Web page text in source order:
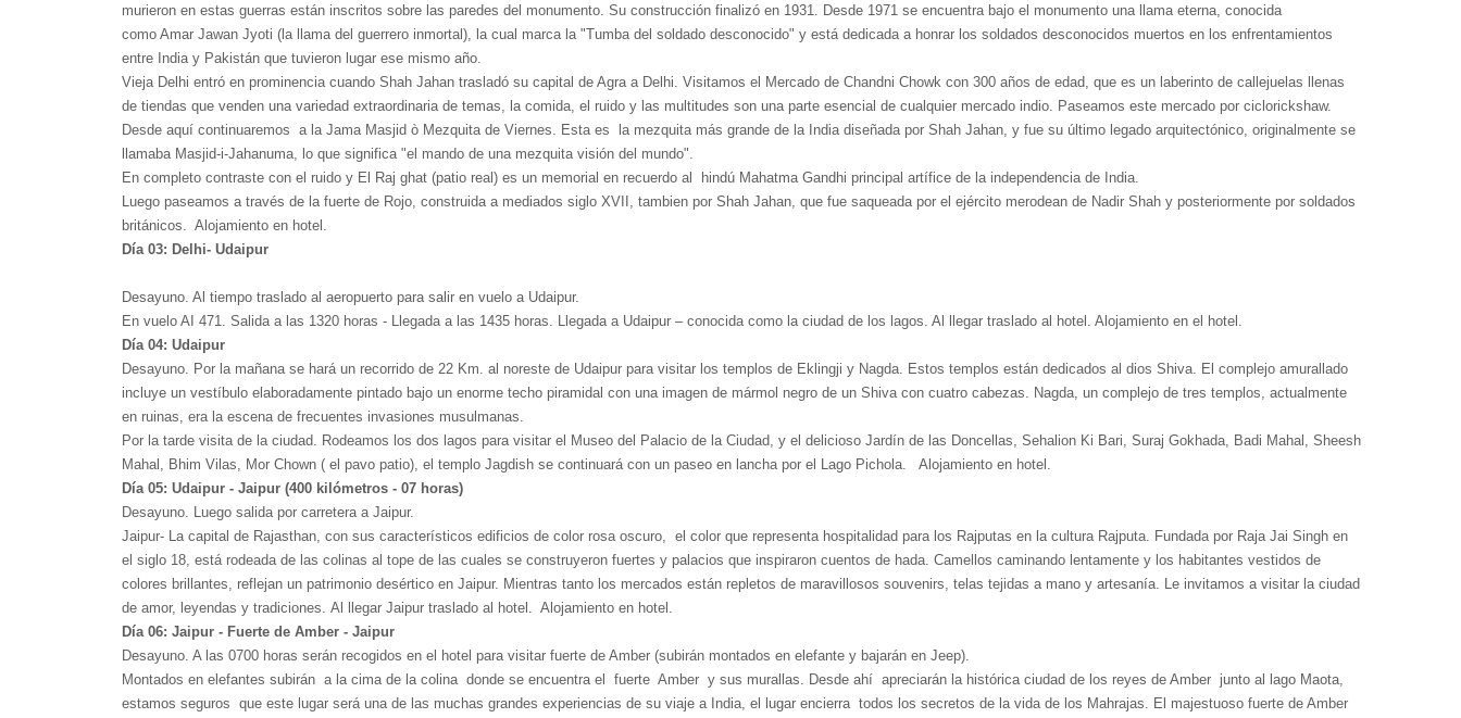
murieron en estas guerras están inscritos sobre las paredes del monumento. Su construcción finalizó en 1931. Desde 1971 se encuentra bajo el monumento una llama eterna, conocida
como Amar Jawan Jyoti (la llama del guerrero inmortal), la cual marca la "Tumba del soldado desconocido" y está dedicada a honrar los soldados desconocidos muertos en los enfrentamientos
entre India y Pakistán que tuvieron lugar ese mismo año.
Vieja Delhi entró en prominencia cuando Shah Jahan trasladó su capital de Agra a Delhi. Visitamos el Mercado de Chandni Chowk con 300 años de edad, que es un laberinto de callejuelas llenas
de tiendas que venden una variedad extraordinaria de temas, la comida, el ruido y las multitudes son una parte esencial de cualquier mercado indio. Paseamos este mercado por ciclorickshaw.
Desde aquí continuaremos a la Jama Masjid ò Mezquita de Viernes. Esta es la mezquita más grande de la India diseñada por Shah Jahan, y fue su último legado arquitectónico, originalmente se
llamaba Masjid-i-Jahanuma, lo que significa "el mando de una mezquita visión del mundo".
En completo contraste con el ruido y El Raj ghat (patio real) es un memorial en recuerdo al hindú Mahatma Gandhi principal artífice de la independencia de India.
Luego paseamos a través de la fuerte de Rojo, construida a mediados siglo XVII, tambien por Shah Jahan, que fue saqueada por el ejército merodean de Nadir Shah y posteriormente por soldados
británicos. Alojamiento en hotel.
Día 03: Delhi- Udaipur
Desayuno. Al tiempo traslado al aeropuerto para salir en vuelo a Udaipur.
En vuelo AI 471. Salida a las 1320 horas - Llegada a las 1435 horas. Llegada a Udaipur – conocida como la ciudad de los lagos. Al llegar traslado al hotel. Alojamiento en el hotel.
Día 04: Udaipur
Desayuno. Por la mañana se hará un recorrido de 22 Km. al noreste de Udaipur para visitar los templos de Eklingji y Nagda. Estos templos están dedicados al dios Shiva. El complejo amurallado
incluye un vestíbulo elaboradamente pintado bajo un enorme techo piramidal con una imagen de mármol negro de un Shiva con cuatro cabezas. Nagda, un complejo de tres templos, actualmente
en ruinas, era la escena de frecuentes invasiones musulmanas.
Por la tarde visita de la ciudad. Rodeamos los dos lagos para visitar el Museo del Palacio de la Ciudad, y el delicioso Jardín de las Doncellas, Sehalion Ki Bari, Suraj Gokhada, Badi Mahal, Sheesh
Mahal, Bhim Vilas, Mor Chown ( el pavo patio), el templo Jagdish se continuará con un paseo en lancha por el Lago Pichola. Alojamiento en hotel.
Día 05: Udaipur - Jaipur (400 kilómetros - 07 horas)
Desayuno. Luego salida por carretera a Jaipur.
Jaipur- La capital de Rajasthan, con sus característicos edificios de color rosa oscuro, el color que representa hospitalidad para los Rajputas en la cultura Rajputa. Fundada por Raja Jai Singh en
el siglo 18, está rodeada de las colinas al tope de las cuales se construyeron fuertes y palacios que inspiraron cuentos de hada. Camellos caminando lentamente y los habitantes vestidos de
colores brillantes, reflejan un patrimonio desértico en Jaipur. Mientras tanto los mercados están repletos de maravillosos souvenirs, telas tejidas a mano y artesanía. Le invitamos a visitar la ciudad
de amor, leyendas y tradiciones. Al llegar Jaipur traslado al hotel. Alojamiento en hotel.
Día 06: Jaipur - Fuerte de Amber - Jaipur
Desayuno. A las 0700 horas serán recogidos en el hotel para visitar fuerte de Amber (subirán montados en elefante y bajarán en Jeep).
Montados en elefantes subirán a la cima de la colina donde se encuentra el fuerte Amber y sus murallas. Desde ahí apreciarán la histórica ciudad de los reyes de Amber junto al lago Maota,
estamos seguros que este lugar será una de las muchas grandes experiencias de su viaje a India, el lugar encierra todos los secretos de la vida de los Mahrajas. El majestuoso fuerte de Amber